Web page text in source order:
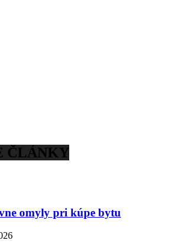
ČLÁNKY
omyly pri kúpe bytu